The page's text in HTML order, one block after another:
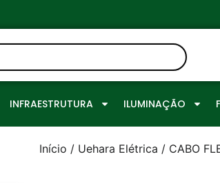
INFRAESTRUTURA ILUMINAÇÃO
Início / Uehara Elétrica / CABO